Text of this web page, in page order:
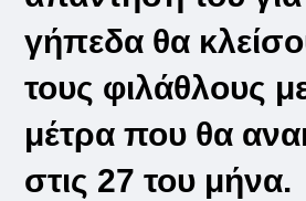
γήπεδα θα
τους φιλάθλους
μέτρα που θα
στις 27 του μήνα.